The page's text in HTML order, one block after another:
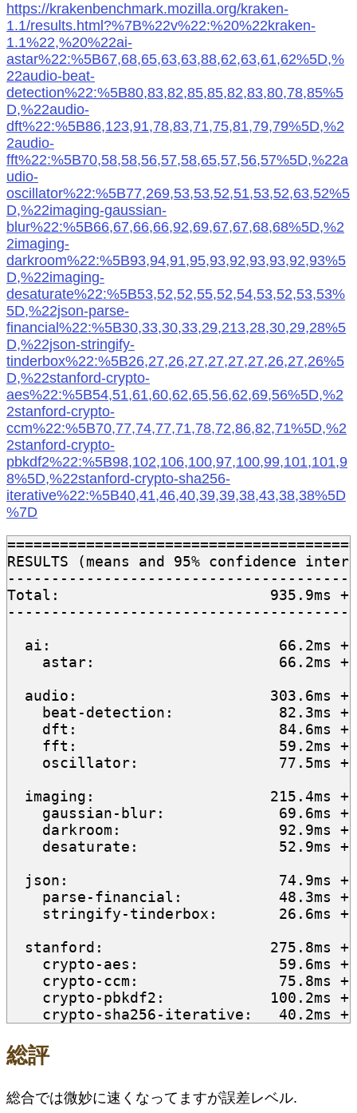
https://krakenbenchmark.mozilla.org/kraken-
1.1/results.html?%7B%22v%22:%20%22kraken-
1.1%22,%20%22ai-
astar%22:%5B67,68,65,63,63,88,62,63,61,62%5D,%
22audio-beat-
detection%22:%5B80,83,82,85,85,82,83,80,78,85%5
D,%22audio-
dft%22:%5B86,123,91,78,83,71,75,81,79,79%5D,%2
2audio-
fft%22:%5B70,58,58,56,57,58,65,57,56,57%5D,%22a
udio-
oscillator%22:%5B77,269,53,53,52,51,53,52,63,52%5
D,%22imaging-gaussian-
blur%22:%5B66,67,66,66,92,69,67,67,68,68%5D,%2
2imaging-
darkroom%22:%5B93,94,91,95,93,92,93,93,92,93%5
D,%22imaging-
desaturate%22:%5B53,52,52,55,52,54,53,52,53,53%
5D,%22json-parse-
financial%22:%5B30,33,30,33,29,213,28,30,29,28%5
D,%22json-stringify-
tinderbox%22:%5B26,27,26,27,27,27,27,26,27,26%5
D,%22stanford-crypto-
aes%22:%5B54,51,61,60,62,65,56,62,69,56%5D,%2
2stanford-crypto-
ccm%22:%5B70,77,74,77,71,78,72,86,82,71%5D,%2
2stanford-crypto-
pbkdf2%22:%5B98,102,106,100,97,100,99,101,101,9
8%5D,%22stanford-crypto-sha256-
iterative%22:%5B40,41,46,40,39,39,38,43,38,38%5D
%7D
RESULTS (means and 95% confidence
Total:                        935.9ms +/-
ai:                          66.2ms
astar:                     66.2ms
audio:                      303.6ms
beat-detection:            82.3ms
dft:                       84.6ms
fft:                       59.2ms
oscillator:                77.5ms
imaging:                    215.4ms
gaussian-blur:             69.6ms
darkroom:                  92.9ms
desaturate:                52.9ms
json:                        74.9ms
parse-financial:           48.3ms
stringify-tinderbox:       26.6ms
stanford:                   275.8ms
crypto-aes:                59.6ms
crypto-ccm:                75.8ms
crypto-pbkdf2:            100.2ms
総評
総合では微妙に速くなってますが誤差レベル.